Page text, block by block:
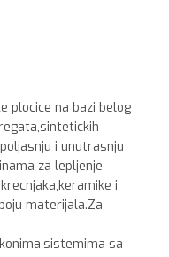
plocice na bazi belog
i unutrasnju
za lepljenje
i
materijala.Za
sa